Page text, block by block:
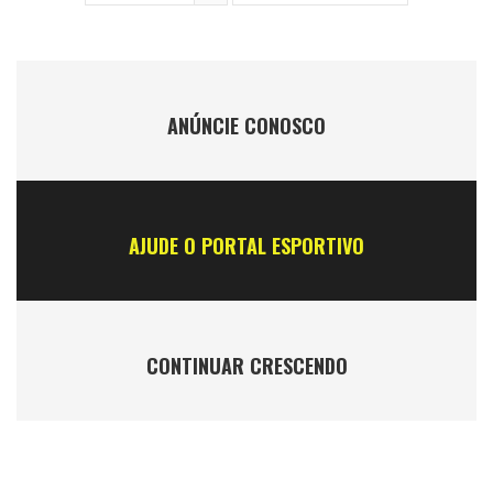
ANÚNCIE CONOSCO
AJUDE O PORTAL ESPORTIVO
CONTINUAR CRESCENDO